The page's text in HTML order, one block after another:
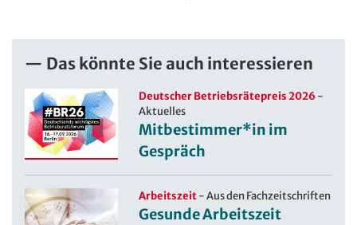
Das könnte Sie auch interessieren
Deutscher Betriebsrätepreis 2026-
Aktuelles
Mitbestimmer*in im
Gespräch
Arbeitszeit-Aus den Fachzeitschriften
Gesunde Arbeitszeit